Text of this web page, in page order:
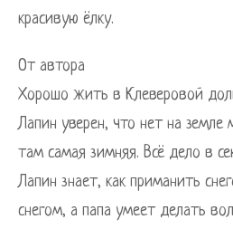
красивую ёлку.
От автора
Хорошо жить в Клеверовой
Лапин уверен, что нет на земле
там самая зимняя. Всё дело в
Лапин знает, как приманить
снегом, а папа умеет делать